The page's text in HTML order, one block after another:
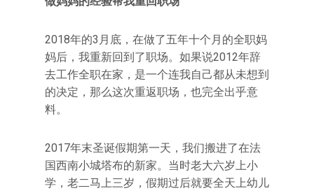
2018年的3月底，在做了五年十个月的全职妈
妈后，我重新回到了职场。如果说2012年辞
去工作全职在家，是一个连我自己都从未想到
的决定，那么这次重返职场，也完全出乎意
料。
2017年末圣诞假期第一天，我们搬进了在法
国西南小城塔布的新家。当时老大六岁上小
学，老二马上三岁，假期过后就要全天上幼儿